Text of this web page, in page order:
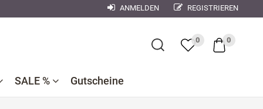
×
ANMELDEN REGISTRIEREN
SALE % Gutscheine
0 0